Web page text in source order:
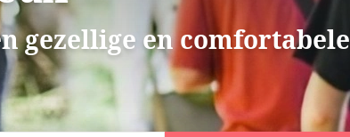
gezellige en comfortabele